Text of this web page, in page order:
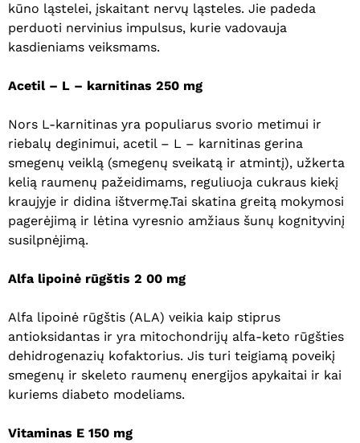
kūno ląstelei, įskaitant nervų ląsteles. Jie padeda
perduoti nervinius impulsus, kurie vadovauja
kasdieniams veiksmams.
Acetil – L – karnitinas 250 mg
Nors L-karnitinas yra populiarus svorio metimui ir
riebalų deginimui, acetil – L – karnitinas gerina
smegenų veiklą (smegenų sveikatą ir atmintį), užkerta
kelią raumenų pažeidimams, reguliuoja cukraus kiekį
kraujyje ir didina ištvermę.Tai skatina greitą mokymosi
pagerėjimą ir lėtina vyresnio amžiaus šunų kognityvinį
susilpnėjimą.
Alfa lipoinė rūgštis 2 00 mg
Alfa lipoinė rūgštis (ALA) veikia kaip stiprus
antioksidantas ir yra mitochondrijų alfa-keto rūgšties
dehidrogenazių kofaktorius. Jis turi teigiamą poveikį
smegenų ir skeleto raumenų energijos apykaitai ir kai
kuriems diabeto modeliams.
Vitaminas E 150 mg